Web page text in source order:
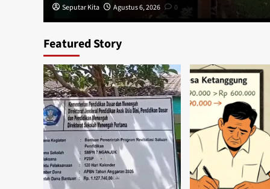
Seputar Kita Agustus 6, 2026 0
Featured Story